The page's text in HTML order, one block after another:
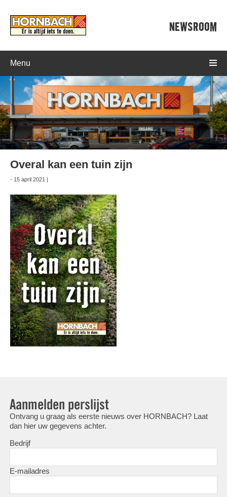
NEWSROOM
Menu
Overal kan een tuin zijn
- 15 april 2021 |
Aanmelden perslijst
Ontvang u graag als eerste nieuws over HORNBACH? Laat
dan hier uw gegevens achter.
Bedrijf
E-mailadres